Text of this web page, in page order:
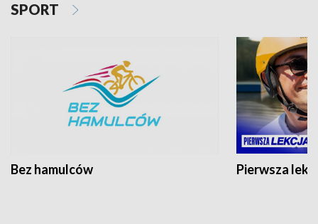
SPORT
Bez hamulców Pierwsza